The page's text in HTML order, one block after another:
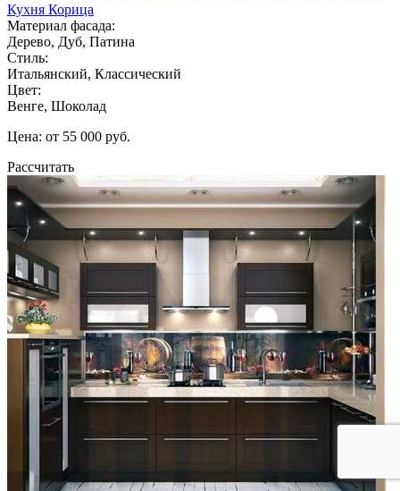
Кухня Корица
Материал фасада:
Дерево, Дуб, Патина
Стиль:
Итальянский, Классический
Цвет:
Венге, Шоколад
Цена: от 55 000 руб.
Рассчитать